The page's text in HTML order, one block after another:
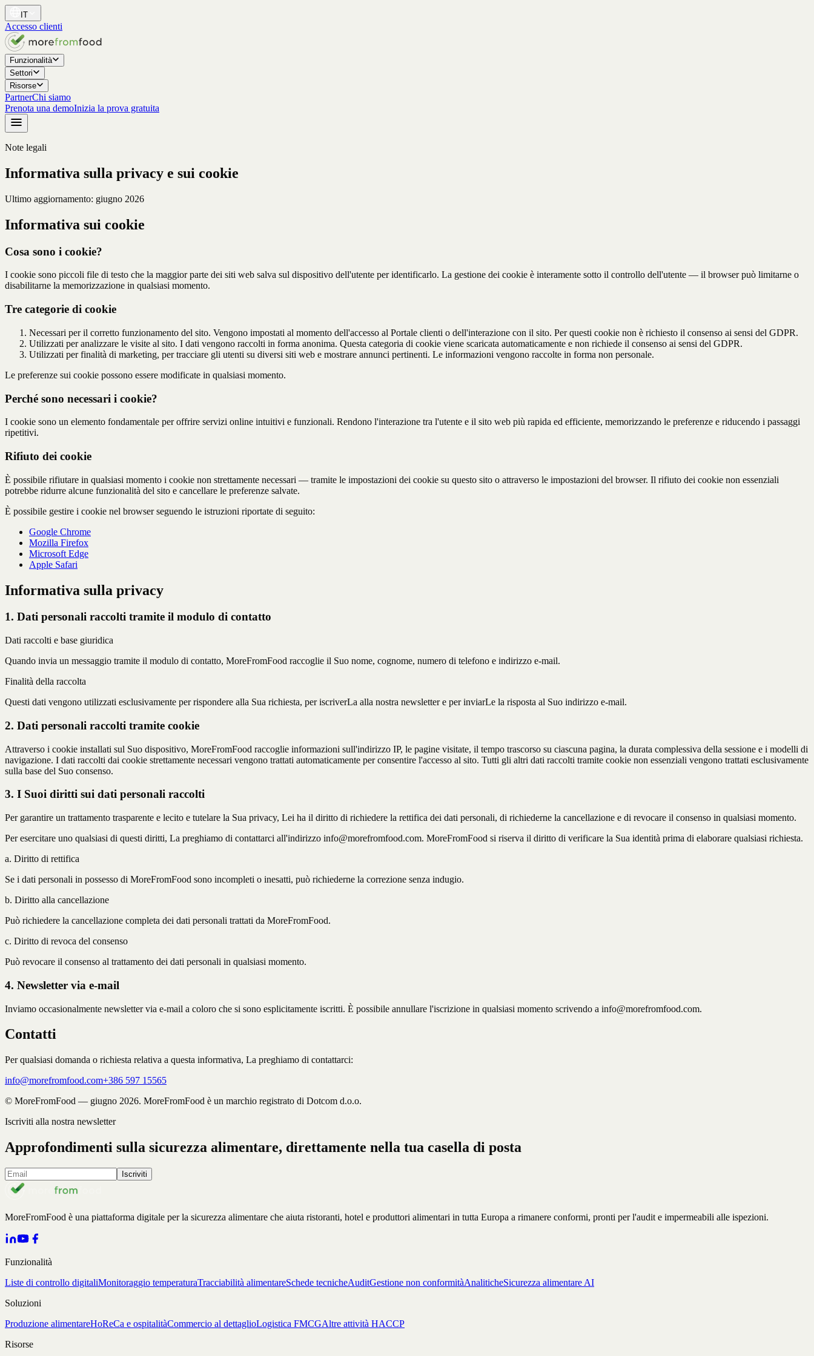
IT
Accesso clienti
Funzionalità
Settori
Risorse
PartnerChi siamo
Prenota una demoInizia la prova gratuita
Note legali
Informativa sulla privacy e sui cookie
Ultimo aggiornamento: giugno 2026
Informativa sui cookie
Cosa sono i cookie?
I cookie sono piccoli file di testo che la maggior parte dei siti web salva sul dispositivo dell'utente per identificarlo. La gestione dei cookie è interamente sotto il controllo dell'utente — il browser può limitarne o
disabilitarne la memorizzazione in qualsiasi momento.
Tre categorie di cookie
Necessari per il corretto funzionamento del sito. Vengono impostati al momento dell'accesso al Portale clienti o dell'interazione con il sito. Per questi cookie non è richiesto il consenso ai sensi del GDPR.
Utilizzati per analizzare le visite al sito. I dati vengono raccolti in forma anonima. Questa categoria di cookie viene scaricata automaticamente e non richiede il consenso ai sensi del GDPR.
Utilizzati per finalità di marketing, per tracciare gli utenti su diversi siti web e mostrare annunci pertinenti. Le informazioni vengono raccolte in forma non personale.
Le preferenze sui cookie possono essere modificate in qualsiasi momento.
Perché sono necessari i cookie?
I cookie sono un elemento fondamentale per offrire servizi online intuitivi e funzionali. Rendono l'interazione tra l'utente e il sito web più rapida ed efficiente, memorizzando le preferenze e riducendo i passaggi
ripetitivi.
Rifiuto dei cookie
È possibile rifiutare in qualsiasi momento i cookie non strettamente necessari — tramite le impostazioni dei cookie su questo sito o attraverso le impostazioni del browser. Il rifiuto dei cookie non essenziali
potrebbe ridurre alcune funzionalità del sito e cancellare le preferenze salvate.
È possibile gestire i cookie nel browser seguendo le istruzioni riportate di seguito:
Google Chrome
Mozilla Firefox
Microsoft Edge
Apple Safari
Informativa sulla privacy
1. Dati personali raccolti tramite il modulo di contatto
Dati raccolti e base giuridica
Quando invia un messaggio tramite il modulo di contatto, MoreFromFood raccoglie il Suo nome, cognome, numero di telefono e indirizzo e-mail.
Finalità della raccolta
Questi dati vengono utilizzati esclusivamente per rispondere alla Sua richiesta, per iscriverLa alla nostra newsletter e per inviarLe la risposta al Suo indirizzo e-mail.
2. Dati personali raccolti tramite cookie
Attraverso i cookie installati sul Suo dispositivo, MoreFromFood raccoglie informazioni sull'indirizzo IP, le pagine visitate, il tempo trascorso su ciascuna pagina, la durata complessiva della sessione e i modelli di
navigazione. I dati raccolti dai cookie strettamente necessari vengono trattati automaticamente per consentire l'accesso al sito. Tutti gli altri dati raccolti tramite cookie non essenziali vengono trattati esclusivamente
sulla base del Suo consenso.
3. I Suoi diritti sui dati personali raccolti
Per garantire un trattamento trasparente e lecito e tutelare la Sua privacy, Lei ha il diritto di richiedere la rettifica dei dati personali, di richiederne la cancellazione e di revocare il consenso in qualsiasi momento.
Per esercitare uno qualsiasi di questi diritti, La preghiamo di contattarci all'indirizzo info@morefromfood.com. MoreFromFood si riserva il diritto di verificare la Sua identità prima di elaborare qualsiasi richiesta.
a. Diritto di rettifica
Se i dati personali in possesso di MoreFromFood sono incompleti o inesatti, può richiederne la correzione senza indugio.
b. Diritto alla cancellazione
Può richiedere la cancellazione completa dei dati personali trattati da MoreFromFood.
c. Diritto di revoca del consenso
Può revocare il consenso al trattamento dei dati personali in qualsiasi momento.
4. Newsletter via e-mail
Inviamo occasionalmente newsletter via e-mail a coloro che si sono esplicitamente iscritti. È possibile annullare l'iscrizione in qualsiasi momento scrivendo a info@morefromfood.com.
Contatti
Per qualsiasi domanda o richiesta relativa a questa informativa, La preghiamo di contattarci:
info@morefromfood.com+386 597 15565
© MoreFromFood — giugno 2026. MoreFromFood è un marchio registrato di Dotcom d.o.o.
Iscriviti alla nostra newsletter
Approfondimenti sulla sicurezza alimentare, direttamente nella tua casella di posta
Iscriviti
MoreFromFood è una piattaforma digitale per la sicurezza alimentare che aiuta ristoranti, hotel e produttori alimentari in tutta Europa a rimanere conformi, pronti per l'audit e impermeabili alle ispezioni.
Funzionalità
Liste di controllo digitaliMonitoraggio temperaturaTracciabilità alimentareSchede tecnicheAuditGestione non conformitàAnaliticheSicurezza alimentare AI
Soluzioni
Produzione alimentareHoReCa e ospitalitàCommercio al dettaglioLogistica FMCGAltre attività HACCP
Risorse